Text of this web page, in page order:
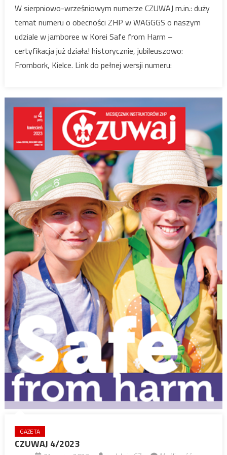
9/2023
W sierpniowo-wrześniowym numerze CZUWAJ m.in.: duży
temat numeru o obecności ZHP w WAGGGS o naszym
udziale w jamboree w Korei Safe from Harm –
certyfikacja już działa! historycznie, jubileuszowo:
Frombork, Kielce. Link do pełnej wersji numeru:
GAZETA
CZUWAJ 4/2023